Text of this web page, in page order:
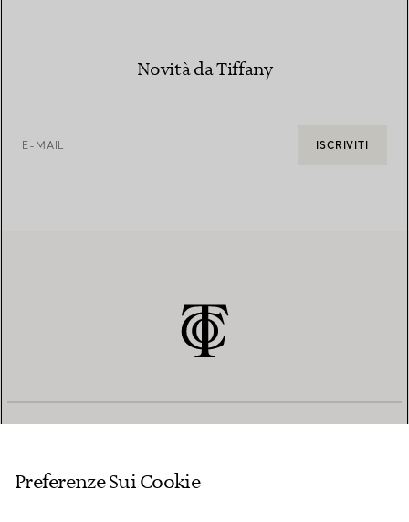
Novità da Tiffany
E-MAIL ISCRIVITI
Preferenze Sui Cookie